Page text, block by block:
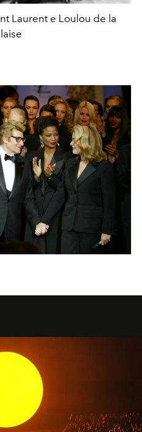
Laurent e Loulou de la